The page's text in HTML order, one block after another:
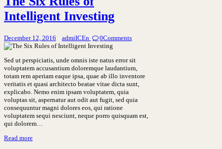
Intelligent Investing
December 12, 2016 admiICEn 0Comments
Sed ut perspiciatis, unde omnis iste natus error sit
voluptatem accusantium doloremque laudantium,
totam rem aperiam eaque ipsa, quae ab illo inventore
veritatis et quasi architecto beatae vitae dicta sunt,
explicabo. Nemo enim ipsam voluptatem, quia
voluptas sit, aspernatur aut odit aut fugit, sed quia
consequuntur magni dolores eos, qui ratione
voluptatem sequi nesciunt, neque porro quisquam est,
qui dolorem…
Read more